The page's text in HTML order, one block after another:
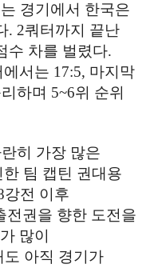
경기에서 한국은
. 2쿼터까지 끝난
수 차를 벌렸다.
에서는 17:5, 마지막
하며 5~6위 순위
히 가장 많은
팀 캡틴 권대용
강전 이후
전권을 향한 도전을
많이
도 아직 경기가